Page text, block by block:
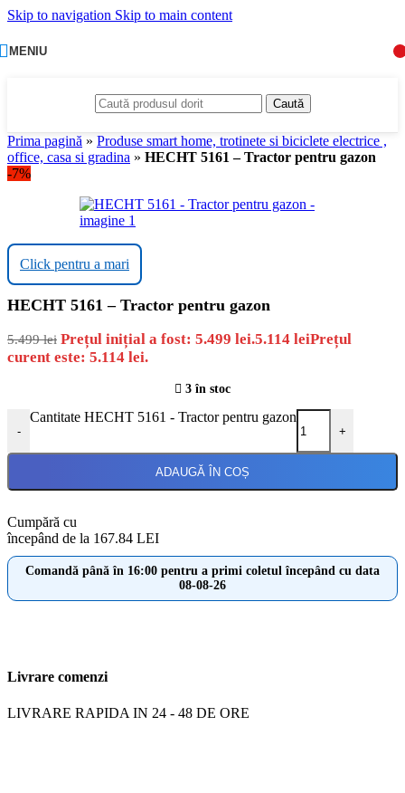
Skip to navigation Skip to main content
MENIU
Caută
Prima pagină » Produse smart home, trotinete si biciclete electrice ,
office, casa si gradina » HECHT 5161 – Tractor pentru gazon
-7%
Click pentru a mari
HECHT 5161 – Tractor pentru gazon
5.499lei Prețul inițial a fost: 5.499 lei.5.114 leiPrețul
curent este: 5.114 lei.
3 în stoc
-
Cantitate HECHT 5161 - Tractor pentru gazon
+
ADAUGĂ ÎN COȘ
Cumpără cu
începând de la 167.84 LEI
Comandă până în 16:00 pentru a primi coletul începând cu data
08-08-26
Livrare comenzi
LIVRARE RAPIDA IN 24 - 48 DE ORE